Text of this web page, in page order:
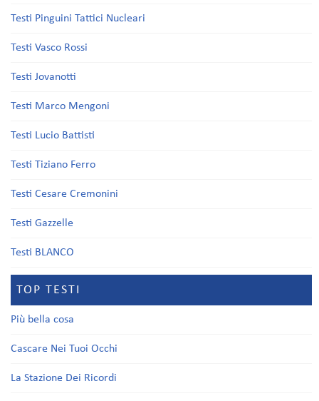
Testi Pinguini Tattici Nucleari
Testi Vasco Rossi
Testi Jovanotti
Testi Marco Mengoni
Testi Lucio Battisti
Testi Tiziano Ferro
Testi Cesare Cremonini
Testi Gazzelle
Testi BLANCO
TOP TESTI
Più bella cosa
Cascare Nei Tuoi Occhi
La Stazione Dei Ricordi